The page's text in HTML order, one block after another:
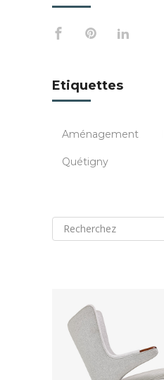
Etiquettes
Aménagement
Quétigny